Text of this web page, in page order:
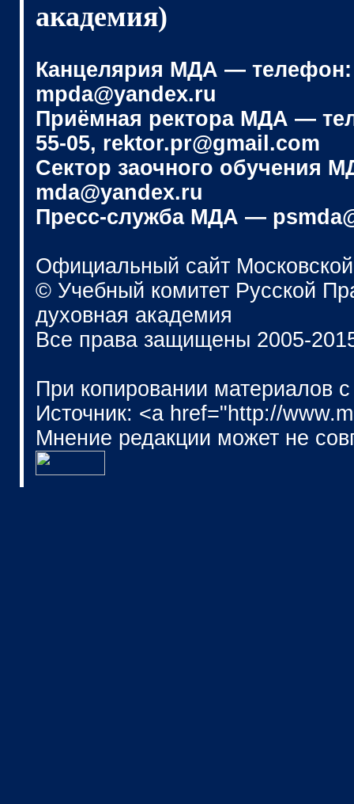
академия)
Канцелярия МДА — телефон:
mpda@yandex.ru
Приёмная ректора МДА —
55-05, rektor.pr@gmail.com
Сектор заочного обучения
mda@yandex.ru
Пресс-служба МДА —
Официальный сайт
© Учебный комитет Русской
духовная академия
Все права защищены 2005-
При копировании материалов
Источник: <a href="http://
Мнение редакции может не